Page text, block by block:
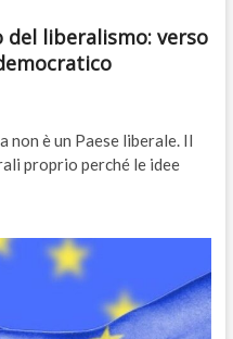
del liberalismo: verso
non è un Paese liberale. Il
proprio perché le idee